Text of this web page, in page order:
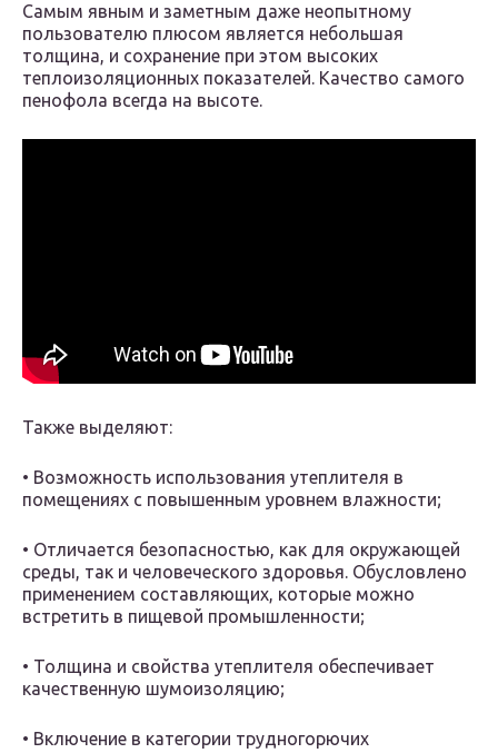
Самым явным и заметным даже неопытному
пользователю плюсом является небольшая
толщина, и сохранение при этом высоких
теплоизоляционных показателей. Качество самого
пенофола всегда на высоте.
Также выделяют:
• Возможность использования утеплителя в
помещениях с повышенным уровнем влажности;
• Отличается безопасностью, как для окружающей
среды, так и человеческого здоровья. Обусловлено
применением составляющих, которые можно
встретить в пищевой промышленности;
• Толщина и свойства утеплителя обеспечивает
качественную шумоизоляцию;
• Включение в категории трудногорючих